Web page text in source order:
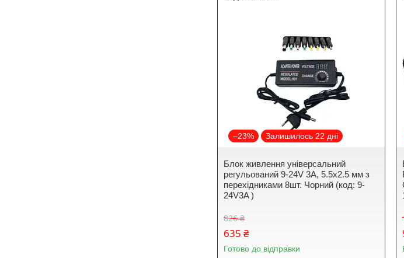
–23% Залишилось 22 дні
Блок живлення універсальний
регульований 9-24V 3A, 5.5x2.5 мм з
перехідниками 8шт. Чорний (код: 9-
24V3A )
826 ₴
635 ₴
Готово до відправки